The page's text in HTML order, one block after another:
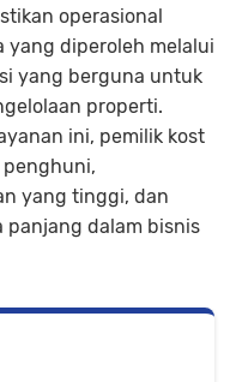
operasional
yang diperoleh melalui
yang berguna untuk
properti.
ini, pemilik kost
yang tinggi, dan
panjang dalam bisnis